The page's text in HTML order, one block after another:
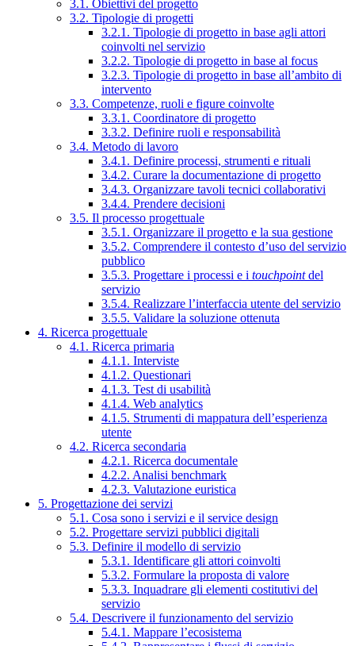
3.1. Obiettivi del progetto
3.2. Tipologie di progetti
3.2.1. Tipologie di progetto in base agli attori
coinvolti nel servizio
3.2.2. Tipologie di progetto in base al focus
3.2.3. Tipologie di progetto in base all’ambito di
intervento
3.3. Competenze, ruoli e figure coinvolte
3.3.1. Coordinatore di progetto
3.3.2. Definire ruoli e responsabilità
3.4. Metodo di lavoro
3.4.1. Definire processi, strumenti e rituali
3.4.2. Curare la documentazione di progetto
3.4.3. Organizzare tavoli tecnici collaborativi
3.4.4. Prendere decisioni
3.5. Il processo progettuale
3.5.1. Organizzare il progetto e la sua gestione
3.5.2. Comprendere il contesto d’uso del servizio
pubblico
3.5.3. Progettare i processi e i touchpointdel
servizio
3.5.4. Realizzare l’interfaccia utente del servizio
3.5.5. Validare la soluzione ottenuta
4. Ricerca progettuale
4.1. Ricerca primaria
4.1.1. Interviste
4.1.2. Questionari
4.1.3. Test di usabilità
4.1.4. Web analytics
4.1.5. Strumenti di mappatura dell’esperienza
utente
4.2. Ricerca secondaria
4.2.1. Ricerca documentale
4.2.2. Analisi benchmark
4.2.3. Valutazione euristica
5. Progettazione dei servizi
5.1. Cosa sono i servizi e il service design
5.2. Progettare servizi pubblici digitali
5.3. Definire il modello di servizio
5.3.1. Identificare gli attori coinvolti
5.3.2. Formulare la proposta di valore
5.3.3. Inquadrare gli elementi costitutivi del
servizio
5.4. Descrivere il funzionamento del servizio
5.4.1. Mappare l’ecosistema